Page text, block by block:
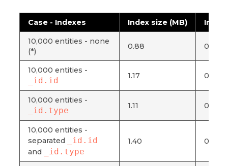
Case - Indexes Index size (MB) Index
10,000 entities - none
(*)
0.88 0.004
10,000 entities -
_id.id 1.17 0.006
10,000 entities -
_id.type 1.11 0.005
10,000 entities -
separated
_id.id
and _id.type
1.40 0.007